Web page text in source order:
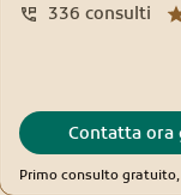
336 consulti
Contatta ora
Primo consulto